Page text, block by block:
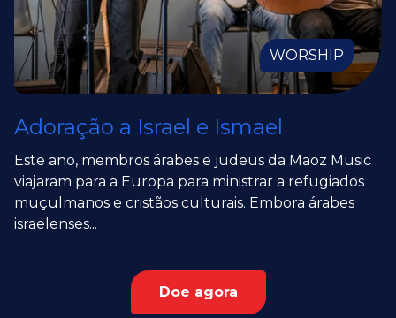
WORSHIP
Adoração a Israel e Ismael
Este ano, membros árabes e judeus da Maoz Music
viajaram para a Europa para ministrar a refugiados
muçulmanos e cristãos culturais. Embora árabes
israelenses...
Doe agora